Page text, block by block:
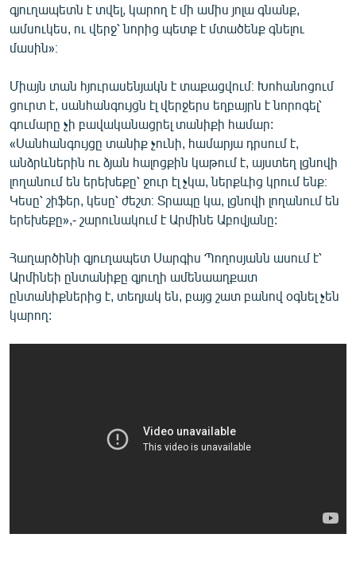
գյուղապետն է տվել, կարող է մի ամիս յոլա գնանք,
ամսուկես, ու վերջ՝ նորից պետք է մտածենք գնելու
մասին»։
Միայն տան հյուրասենյակն է տաքացվում։ Խոհանոցում
ցուրտ է, սանհանգույցն էլ վերջերս եղբայրն է նորոգել՝
գումարը չի բավականացրել տանիքի համար:
«Սանհանգույցը տանիք չունի, համարյա դրսում է,
անձրևներին ու ձյան հալոցքին կաթում է, այստեղ լցնովի
լողանում են երեխեքը՝ ջուր էլ չկա, ներքևից կրում ենք։
Կեսը՝ շիֆեր, կեսը՝ ժեշտ։ Տրապը կա, լցնովի լողանում են
երեխեքը»,- շարունակում է Արմինե Աբովյանը:
Հաղարծինի գյուղապետ Սարգիս Պողոսյանն ասում է՝
Արմինեի ընտանիքը գյուղի ամենաաղքատ
ընտանիքներից է, տեղյակ են, բայց շատ բանով օգնել չեն
կարող: